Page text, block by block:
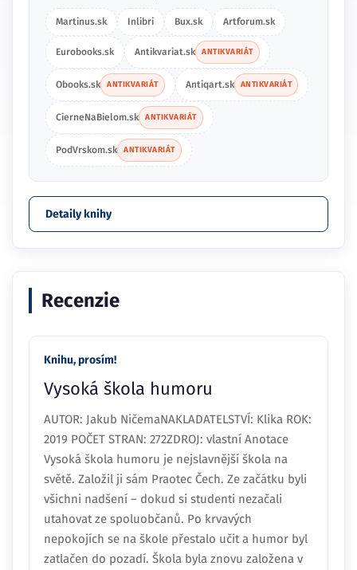
Martinus.sk Inlibri Bux.sk Artforum.sk
Eurobooks.sk Antikvariat.sk ANTIKVARIÁT
Obooks.sk ANTIKVARIÁT Antiqart.sk ANTIKVARIÁT
CierneNaBielom.sk ANTIKVARIÁT
PodVrskom.sk ANTIKVARIÁT
Detaily knihy
Recenzie
Knihu, prosím!
Vysoká škola humoru
AUTOR: Jakub NičemaNAKLADATELSTVÍ: Klika ROK:
2019 POČET STRAN: 272ZDROJ: vlastní Anotace
Vysoká škola humoru je nejslavnější škola na
světě. Založil ji sám Praotec Čech. Ze začátku byli
všichni nadšení – dokud si studenti nezačali
utahovat ze spoluobčanů. Po krvavých
nepokojích se na škole přestalo učit a humor byl
zatlačen do pozadí. Škola byla znovu založena v